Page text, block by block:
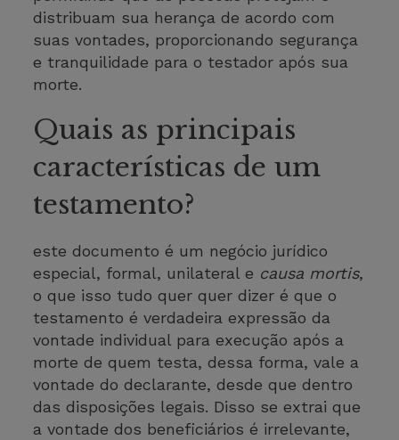
distribuam sua herança de acordo com
suas vontades, proporcionando segurança
e tranquilidade para o testador após sua
morte.
Quais as principais
características de um
testamento?
este documento é um negócio jurídico
especial, formal, unilateral e causa mortis,
o que isso tudo quer quer dizer é que o
testamento é verdadeira expressão da
vontade individual para execução após a
morte de quem testa, dessa forma, vale a
vontade do declarante, desde que dentro
das disposições legais. Disso se extrai que
a vontade dos beneficiários é irrelevante,